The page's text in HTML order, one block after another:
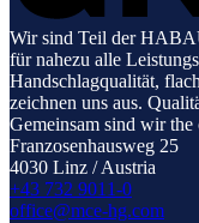
Wir sind Teil der
für nahezu alle
Handschlagqualität,
zeichnen uns aus.
Gemeinsam sind wir
Franzosenhausweg 25
4030 Linz / Austria
+43 732 9011-0
office@mce-hg.com